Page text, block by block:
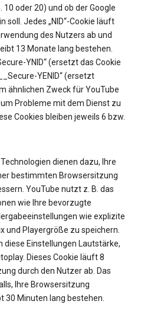
oder 20) und ob der Google
soll. Jedes „NID“-Cookie läuft
des Nutzers ab und
13 Monate lang bestehen.
YNID“ (ersetzt das Cookie
YENID“ (ersetzt
ähnlichen Zweck für YouTube
Probleme mit dem Dienst zu
Cookies bleiben jeweils 6 bzw.
dienen dazu, Ihre
bestimmten Browsersitzung
YouTube nutzt z. B. das
wie Ihre bevorzugte
wie explizite
und Playergröße zu speichern.
diese Einstellungen Lautstärke,
Dieses Cookie läuft 8
durch den Nutzer ab. Das
Ihre Browsersitzung
30 Minuten lang bestehen.